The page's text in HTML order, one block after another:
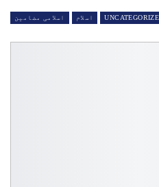
اسلام اسلامی مضامین